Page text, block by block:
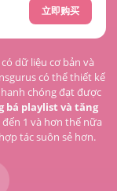
立即购买
dữ liệu cơ bản và
có thể thiết kế
chóng đạt được
playlist và tăng
1 và hơn thế nữa
tác suôn sẻ hơn.